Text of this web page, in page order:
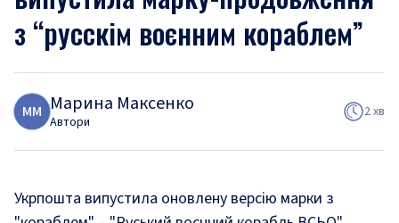
з “русскім воєнним кораблем”
ММ Марина Максенко
Автори
2 хв
Укрпошта випустила оновлену версію марки з